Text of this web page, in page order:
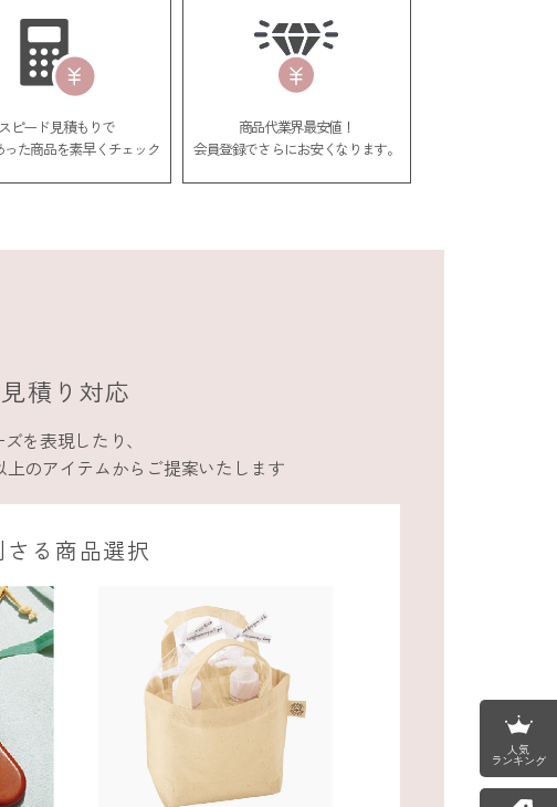
人気
ランキング
スピード見積もりで
た商品を素早くチェック
商品代業界最安値！
会員登録でさらにお安くなります。
積り対応
を表現したり、
のアイテムからご提案いたします
さる商品選択